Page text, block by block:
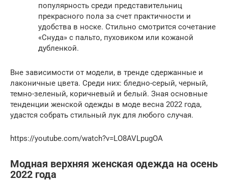
популярность среди представительниц
прекрасного пола за счет практичности и
удобства в носке. Стильно смотрится сочетание
«Снуда» с пальто, пуховиком или кожаной
дубленкой.
Вне зависимости от модели, в тренде сдержанные и
лаконичные цвета. Среди них: бледно-серый, черный,
темно-зеленый, коричневый и белый. Зная основные
тенденции женской одежды в моде весна 2022 года,
удастся собрать стильный лук для любого случая.
https://youtube.com/watch?v=LO8AVLpugOA
Модная верхняя женская одежда на осень
2022 года